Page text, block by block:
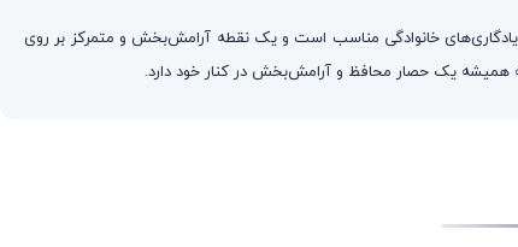
خانوادگی مناسب است و یک نقطه آرامش‌بخش و متمرکز بر روی
همیشه یک حصار محافظ و آرامش‌بخش در کنار خود دارد.